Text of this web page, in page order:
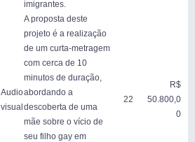
imigrantes.
Audio
visual
A proposta deste
projeto é a realização
de um curta-metragem
com cerca de 10
minutos de duração,
abordando a
descoberta de uma
mãe sobre o vício de
seu filho gay em
22
R$
50.800,0
0